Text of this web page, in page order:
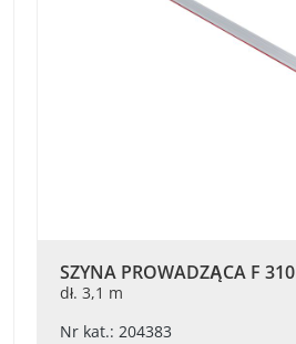
SZYNA PROWADZĄCA F 310
dł. 3,1 m
Nr kat.: 204383